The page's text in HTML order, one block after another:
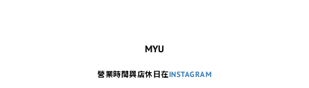
MYU
營業時間與店休日在INSTAGRAM